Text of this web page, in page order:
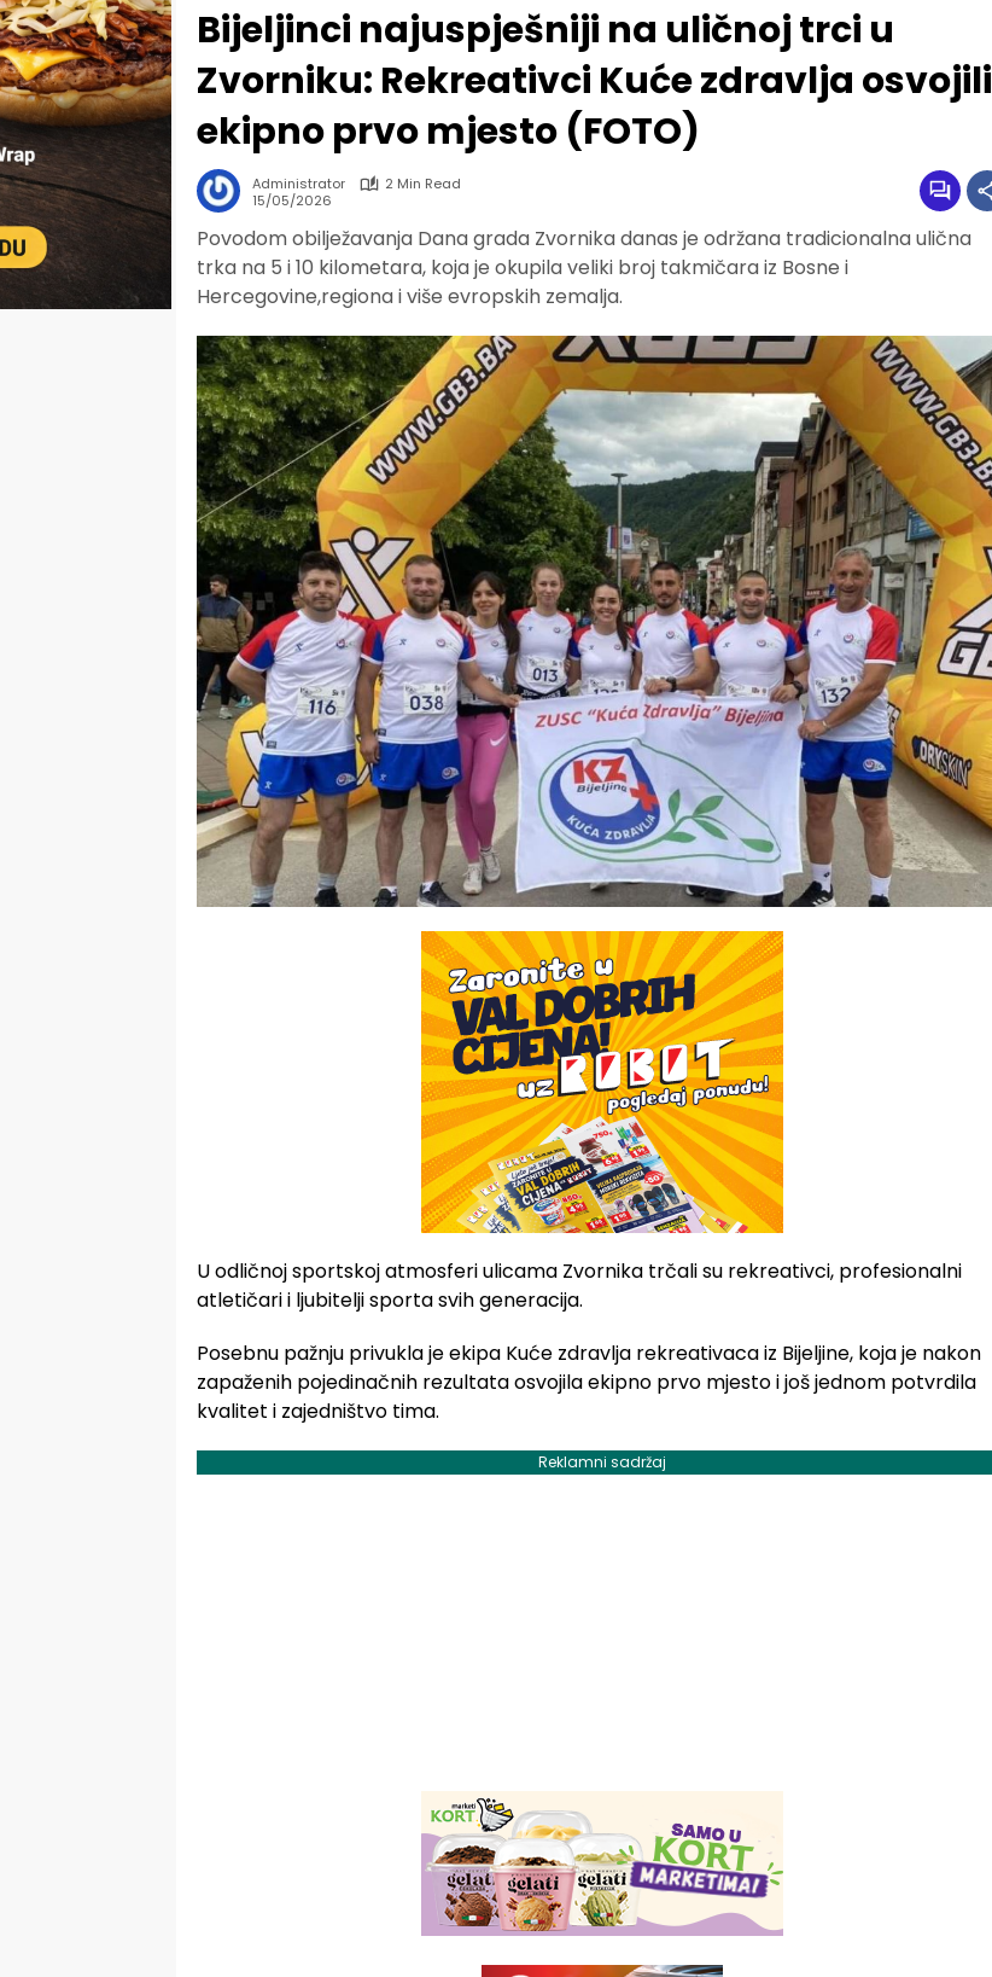
Bijeljinci najuspješniji na uličnoj trci u
Zvorniku: Rekreativci Kuće zdravlja osvojili
ekipno prvo mjesto (FOTO)
Administrator
2 Min Read
15/05/2026
Povodom obilježavanja Dana grada Zvornika danas je održana tradicionalna ulična
trka na 5 i 10 kilometara, koja je okupila veliki broj takmičara iz Bosne i
Hercegovine,regiona i više evropskih zemalja.
U odličnoj sportskoj atmosferi ulicama Zvornika trčali su rekreativci, profesionalni
atletičari i ljubitelji sporta svih generacija.
Posebnu pažnju privukla je ekipa Kuće zdravlja rekreativaca iz Bijeljine, koja je nakon
zapaženih pojedinačnih rezultata osvojila ekipno prvo mjesto i još jednom potvrdila
kvalitet i zajedništvo tima.
Reklamni sadržaj